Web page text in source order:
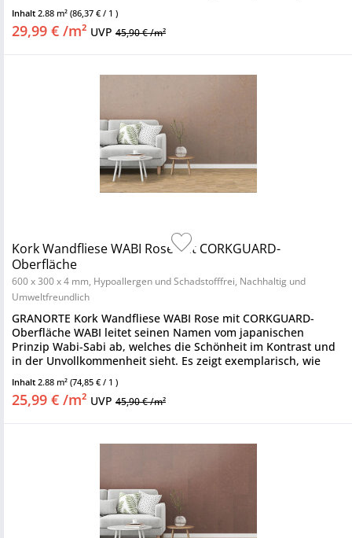
Inhalt 2.88 m² (86,37 € / 1 )
29,99 € /m² UVP 45,90 € /m²
Kork Wandfliese WABI Rose mit CORKGUARD-
Oberfläche
600 x 300 x 4 mm, Hypoallergen und Schadstofffrei, Nachhaltig und
Umweltfreundlich
GRANORTE Kork Wandfliese WABI Rose mit CORKGUARD-
Oberfläche WABI leitet seinen Namen vom japanischen
Prinzip Wabi-Sabi ab, welches die Schönheit im Kontrast und
in der Unvollkommenheit sieht. Es zeigt exemplarisch, wie
umweltfreundliche...
Inhalt 2.88 m² (74,85 € / 1 )
25,99 € /m² UVP 45,90 € /m²